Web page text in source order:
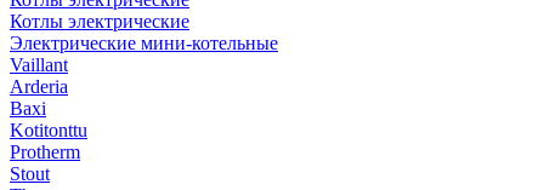
Котлы электрические
Электрические мини-котельные
Vaillant
Arderia
Baxi
Kotitonttu
Protherm
Stout